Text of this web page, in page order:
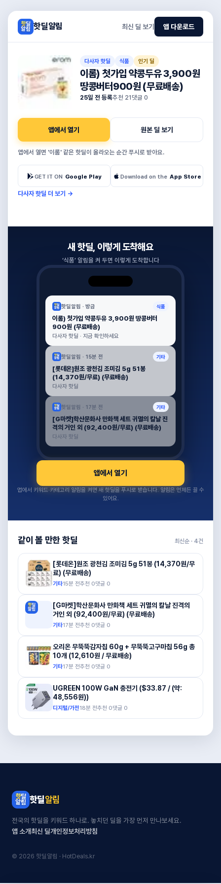
핫딜알림 최신 딜 보기 앱 다운로드
다사자 핫딜 식품 인기 딜
이롬) 첫가입 약콩두유 3,900원
땅콩버터900원 (무료배송)
25일 전 등록추천 21 댓글 0
앱에서 열기 원본 딜 보기
앱에서 열면 '이롬' 같은 핫딜이 올라오는 순간 푸시로 받아요.
GET IT ON Google Play Download on the App Store
다사자 핫딜 더 보기 →
새 핫딜, 이렇게 도착해요
‘식품’ 알림을 켜 두면 이렇게 도착합니다
핫딜알림 · 방금 식품
이롬) 첫가입 약콩두유 3,900원 땅콩버터
900원 (무료배송)
다사자 핫딜 · 지금 확인하세요
핫딜알림 · 15분 전 기타
[롯데온]원조 광천김 조미김 5g 51봉
(14,370원/무료) (무료배송)
다사자 핫딜
핫딜알림 · 17분 전 기타
[G마켓]학산문화사 만화책 세트 귀멸의 칼날 진
격의 거인 외 (92,400원/무료) (무료배송)
다사자 핫딜
앱에서 열기
앱에서 키워드·카테고리 알림을 켜면 새 핫딜을 푸시로 받습니다. 알림은 언제든 끌 수
있어요.
같이 볼 만한 핫딜 최신순 · 4건
[롯데온]원조 광천김 조미김 5g 51봉 (14,370원/무
료) (무료배송)
기타15분 전추천 0댓글 0
[G마켓]학산문화사 만화책 세트 귀멸의 칼날 진격의
거인 외 (92,400원/무료) (무료배송)
기타17분 전추천 0댓글 0
오리온 무뚝뚝감자칩 60g + 무뚝뚝고구마칩 56g 총
10개 (12,610원 / 무료배송)
기타17분 전추천 0댓글 0
UGREEN 100W GaN 충전기 ($33.87 / (약:
48,556원))
디지털/가전18분 전추천 0댓글 0
핫딜알림
전국의 핫딜을 키워드 하나로. 놓치던 딜을 가장 먼저 만나보세요.
앱 소개최신 딜개인정보처리방침
© 2026 핫딜알림 · HotDeals.kr